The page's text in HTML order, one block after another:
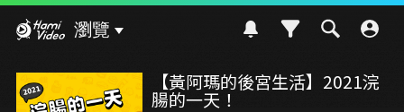
瀏覽
【黃阿瑪的後宮生活】2021浣
腸的一天！